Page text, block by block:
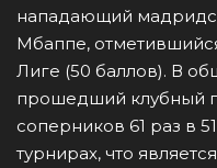
нападающий
Мбаппе,
Лиге (50 баллов). В
прошедший клубный
соперников 61 раз в
турнирах, что